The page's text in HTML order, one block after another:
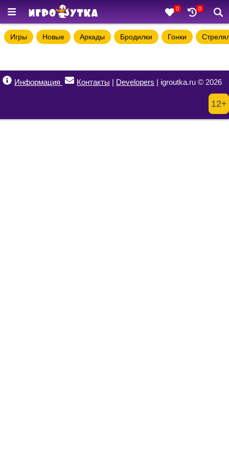
0 0
Игры Новые Аркады Бродилки Гонки
Информация Контакты | Developers | igroutka.ru © 2026
12+